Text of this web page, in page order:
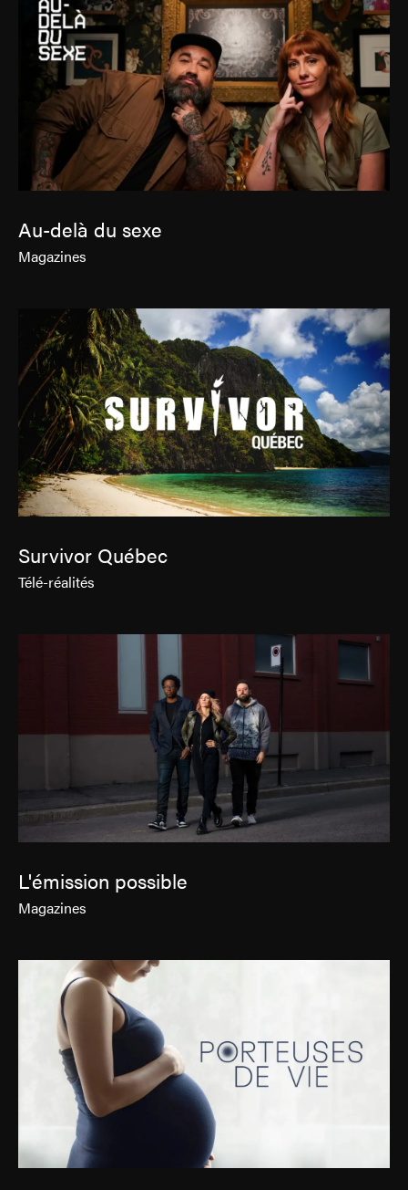
Au-delà du sexe
Magazines
Survivor Québec
Télé-réalités
L'émission possible
Magazines